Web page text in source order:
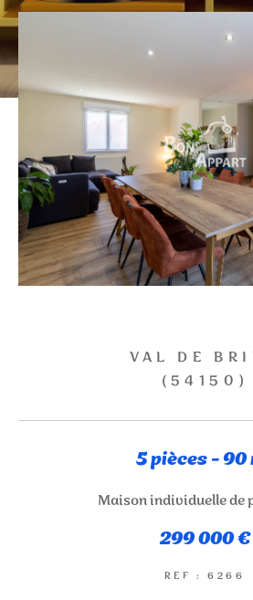
VAL DE
(54150)
5 pièces - 90
Maison individuelle de
299 000 €
REF : 6266
0 1 2 3
Surface
PARKING TERRASSE
COUPS DE COEUR